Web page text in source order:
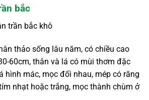
bắc
trần bắc khô
thảo sống lâu năm, có chiều cao
60cm, thân và lá có mùi thơm đặc
hình mác, mọc đối nhau, mép có răng
nhạt hoặc trắng, mọc thành chùm ở